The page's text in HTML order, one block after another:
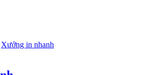
Xưởng in nhanh